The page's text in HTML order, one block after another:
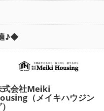
♪◆
式会社Meiki
（メイキハウジン